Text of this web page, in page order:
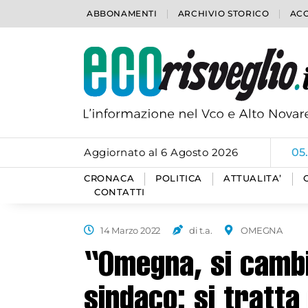
ABBONAMENTI ARCHIVIO STORICO
Aggiornato al 6 Agosto 2026
CRONACA POLITICA ATTUALITA’
CONTATTI
14 Marzo 2022 di t.a. OMEGNA
“Omegna, si